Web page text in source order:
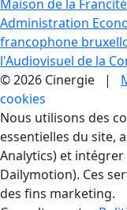
Maison de la Francité
Administration
francophone
l'Audiovisuel de la
© 2026 Cinergie |
cookies
Gestion des
Nous utilisons des
essentielles du site,
Analytics) et intégrer
Dailymotion). Ces
des fins marketing.